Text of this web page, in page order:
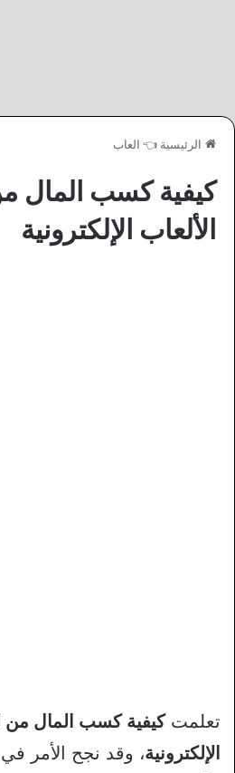
الرئيسية 👈 العاب
كيفية كسب المال
الألعاب الإلكترونية
تعلمتكيفية كسب المال من
الإلكترونية، وقد نجح الأمر